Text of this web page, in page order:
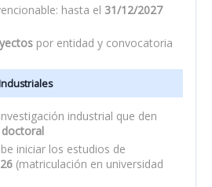
hasta el 31/12/2027
por entidad y convocatoria
industrial que den
iniciar los estudios de
(matriculación en universidad